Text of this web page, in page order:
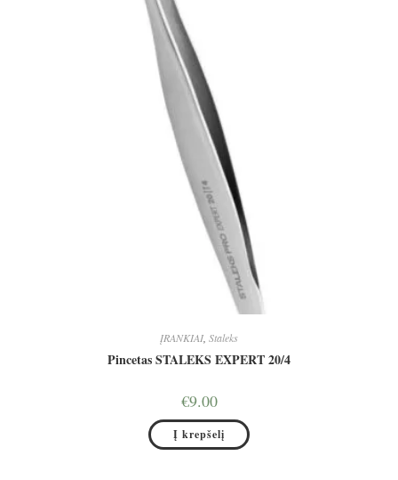
ĮRANKIAI Staleks
Pincetas STALEKS EXPERT 20/4
€9.00
Į krepšelį